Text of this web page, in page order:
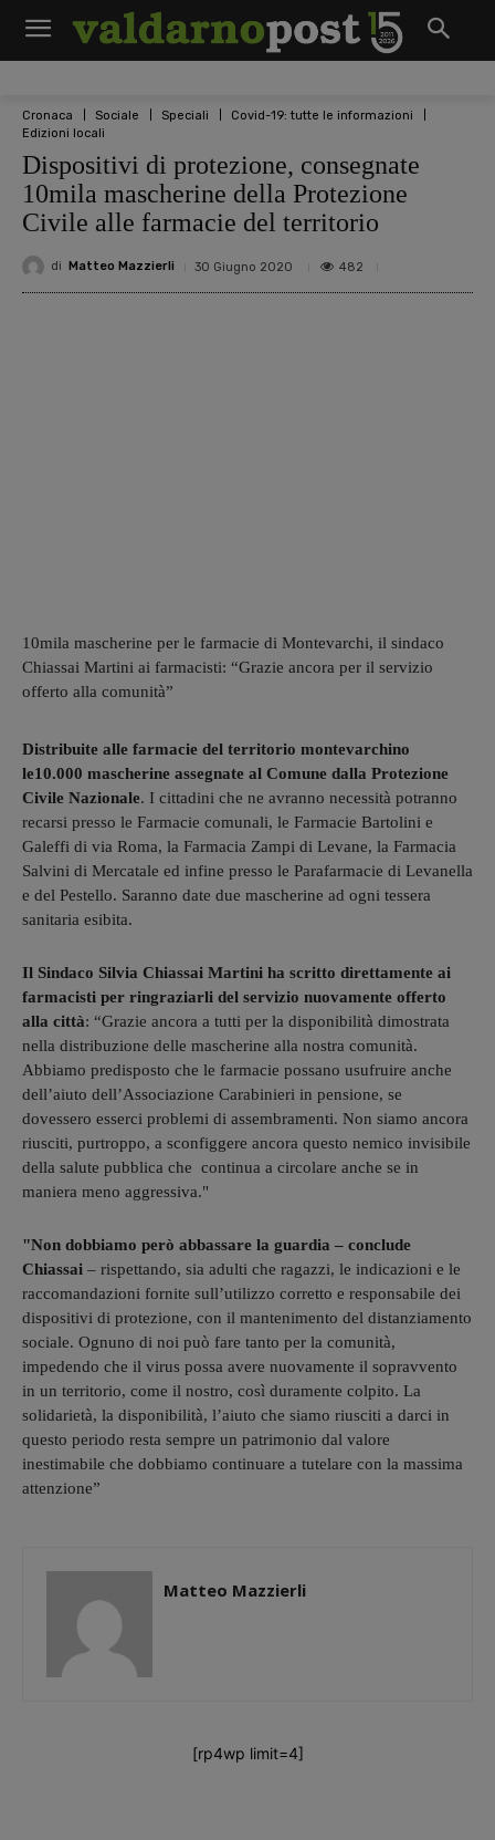
Cronaca Sociale Speciali
Covid-19: tutte le informazioni
Edizioni locali
Dispositivi di protezione, consegnate
10mila mascherine della Protezione
Civile alle farmacie del territorio
di Matteo Mazzierli 30 Giugno 2020 482
10mila mascherine per le farmacie di Montevarchi, il sindaco
Chiassai Martini ai farmacisti: “Grazie ancora per il servizio
offerto alla comunità”
Distribuite alle farmacie del territorio montevarchino
le10.000 mascherine assegnate al Comune dalla Protezione
Civile Nazionale. I cittadini che ne avranno necessità potranno
recarsi presso le Farmacie comunali, le Farmacie Bartolini e
Galeffi di via Roma, la Farmacia Zampi di Levane, la Farmacia
Salvini di Mercatale ed infine presso le Parafarmacie di Levanella
e del Pestello. Saranno date due mascherine ad ogni tessera
sanitaria esibita.
Il Sindaco Silvia Chiassai Martini ha scritto direttamente ai
farmacisti per ringraziarli del servizio nuovamente offerto
alla città: “Grazie ancora a tutti per la disponibilità dimostrata
nella distribuzione delle mascherine alla nostra comunità.
Abbiamo predisposto che le farmacie possano usufruire anche
dell’aiuto dell’Associazione Carabinieri in pensione, se
dovessero esserci problemi di assembramenti. Non siamo ancora
riusciti, purtroppo, a sconfiggere ancora questo nemico invisibile
della salute pubblica che continua a circolare anche se in
maniera meno aggressiva."
"Non dobbiamo però abbassare la guardia – conclude
Chiassai – rispettando, sia adulti che ragazzi, le indicazioni e le
raccomandazioni fornite sull’utilizzo corretto e responsabile dei
dispositivi di protezione, con il mantenimento del distanziamento
sociale. Ognuno di noi può fare tanto per la comunità,
impedendo che il virus possa avere nuovamente il sopravvento
in un territorio, come il nostro, così duramente colpito. La
solidarietà, la disponibilità, l’aiuto che siamo riusciti a darci in
questo periodo resta sempre un patrimonio dal valore
inestimabile che dobbiamo continuare a tutelare con la massima
attenzione”
Matteo Mazzierli
[rp4wp limit=4]